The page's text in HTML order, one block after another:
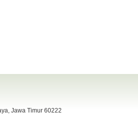
Jawa Timur 60222